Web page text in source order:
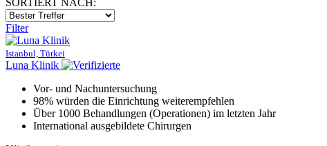
Filter
Istanbul, Türkei
Luna Klinik
Vor- und Nachuntersuchung
98% würden die Einrichtung weiterempfehlen
Über 1000 Behandlungen (Operationen) im letzten Jahr
International ausgebildete Chirurgen